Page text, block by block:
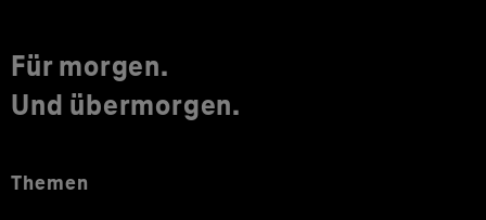
Für morgen.
Und übermorgen.
Themen